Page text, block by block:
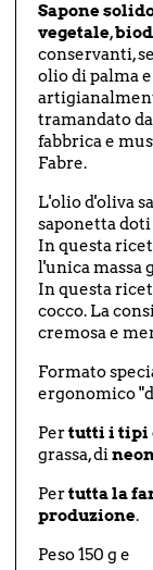
Sapone
vegetale,
conservanti,
olio di palma
tramandato
fabbrica e
Fabre.
L'olio d'oliva
saponetta
In questa
l'unica massa
In questa
cocco. La
cremosa e
Formato
ergonomico
Pertutti i tipi
grassa, di
Pertutta la
produzione.
Peso 150 g e